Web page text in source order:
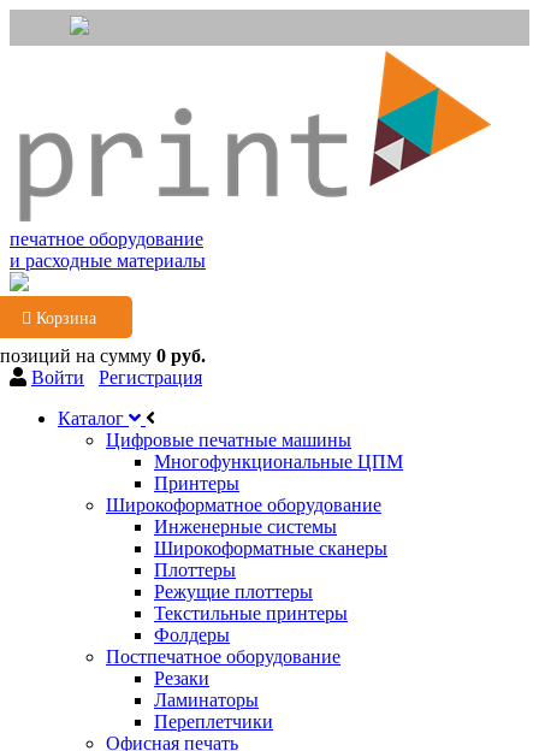
печатное оборудование
и расходные материалы
Корзина
на сумму 0 руб.
Войти
Регистрация
Каталог
Цифровые печатные машины
Многофункциональные ЦПМ
Принтеры
Широкоформатное оборудование
Инженерные системы
Широкоформатные сканеры
Плоттеры
Режущие плоттеры
Текстильные принтеры
Фолдеры
Постпечатное оборудование
Резаки
Ламинаторы
Переплетчики
Офисная печать